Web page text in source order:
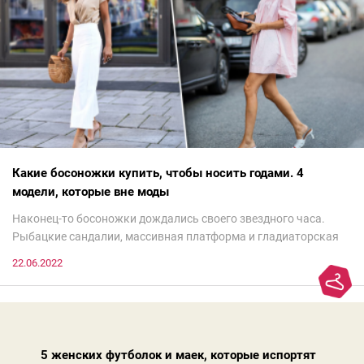
Какие босоножки купить, чтобы носить годами. 4
модели, которые вне моды
Наконец-то босоножки дождались своего звездного часа.
Рыбацкие сандалии, массивная платформа и гладиаторская
модно, совсем не обязательно бежать за ними в магазин.
Достаточно лишь провести ревизию прошлогодних покупок.
22.06.2022
5 женских футболок и маек, которые испортят